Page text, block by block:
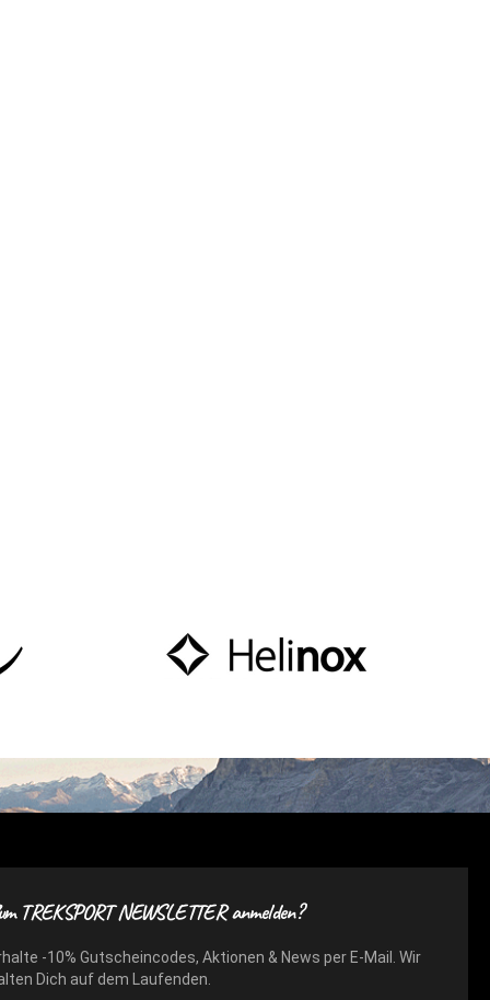
TREKSPORT NEWSLETTER anmelden?
-10% Gutscheincodes, Aktionen & News per E-Mail. Wir
Dich auf dem Laufenden.